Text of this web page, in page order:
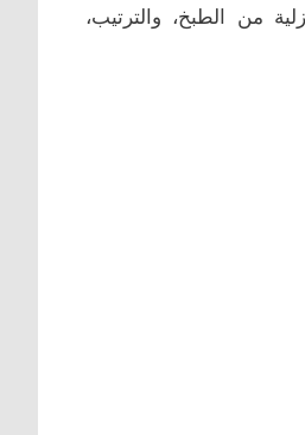
من الطبخ، والترتيب،